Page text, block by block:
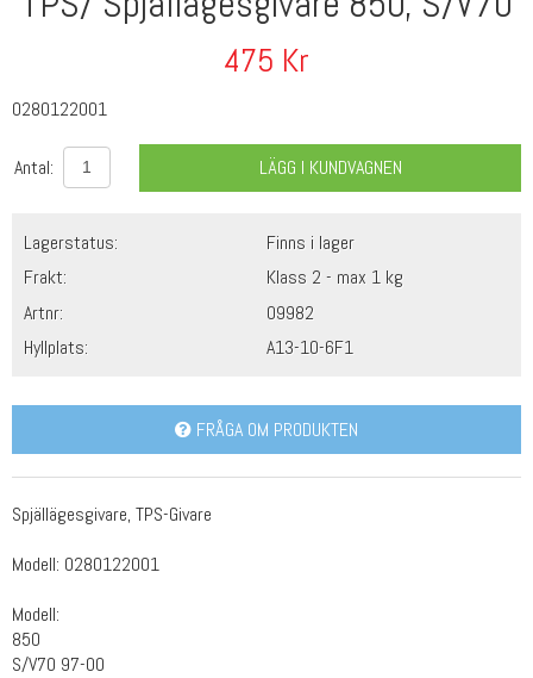
475 Kr
0280122001
Antal: LÄGG I KUNDVAGNEN
Lagerstatus:
Finns i lager
Frakt:
Klass 2 - max 1 kg
Artnr:
09982
Hyllplats:
A13-10-6F1
FRÅGA OM PRODUKTEN
Spjällägesgivare, TPS-Givare
Modell: 0280122001
Modell:
850
S/V70 97-00